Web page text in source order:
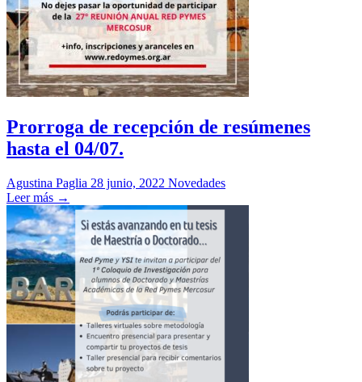
Prorroga de recepción de resúmenes
hasta el 04/07.
Agustina Paglia 28 junio, 2022 Novedades
Leer más →